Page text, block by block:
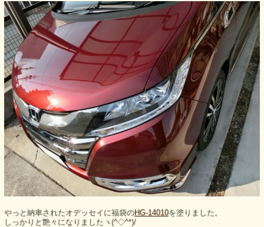
やっと納車されたオデッセイに福袋のHG-14010を塗りました。
しっかりと艶々になりましたヽ(^◇^*)/